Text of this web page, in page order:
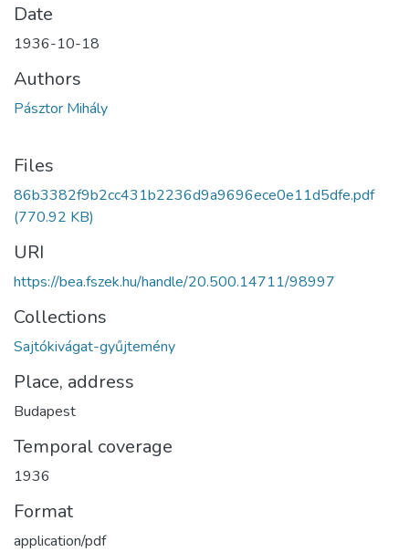
Date
1936-10-18
Authors
Pásztor Mihály
Files
86b3382f9b2cc431b2236d9a9696ece0e11d5dfe.pdf
(770.92 KB)
URI
https://bea.fszek.hu/handle/20.500.14711/98997
Collections
Sajtókivágat-gyűjtemény
Place, address
Budapest
Temporal coverage
1936
Format
application/pdf